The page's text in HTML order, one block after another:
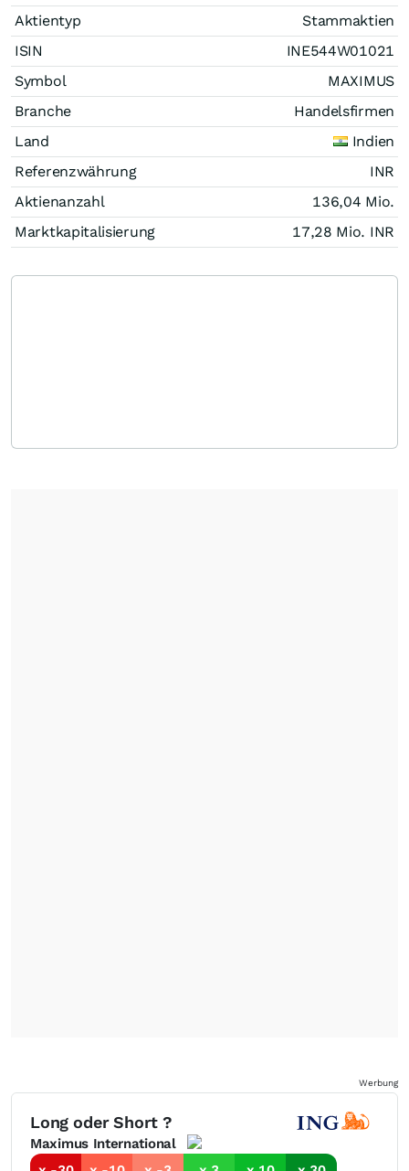
Aktientyp
Stammaktien
ISIN
INE544W01021
Symbol
MAXIMUS
Branche
Handelsfirmen
Land
Indien
Referenzwährung
INR
Aktienanzahl
136,04 Mio.
Marktkapitalisierung
17,28 Mio. INR
Werbung
Long oder Short ?
Maximus International